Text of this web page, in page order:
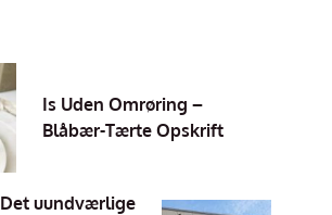
Is Uden Omrøring –
Blåbær-Tærte Opskrift
Det uundværlige